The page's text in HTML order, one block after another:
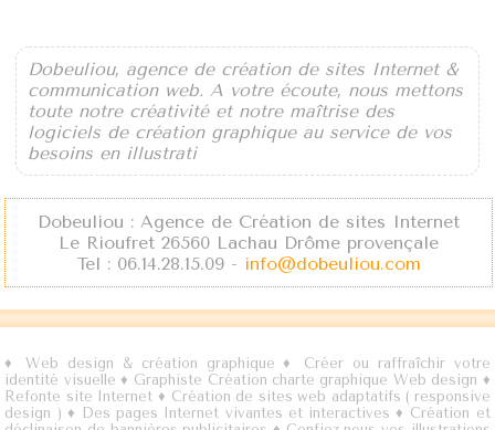
Dobeuliou, agence de création de sites Internet &
communication web. A votre écoute, nous mettons
toute notre créativité et notre maîtrise des
logiciels de création graphique au service de vos
besoins en illustrati
Dobeuliou : Agence de Création de sites Internet
Le Rioufret 26560 Lachau Drôme provençale
Tel : 06.14.28.15.09 - info@dobeuliou.com
♦Web design & création graphique ♦ Créer ou raffraîchir votre
identité visuelle ♦ Graphiste Création charte graphique Web design ♦
Refonte site Internet ♦ Création de sites web adaptatifs ( responsive
design ) ♦ Des pages Internet vivantes et interactives♦ Création et